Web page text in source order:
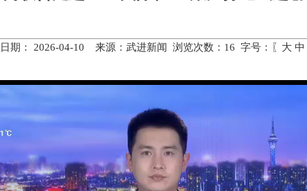
期： 2026-04-10 来源：武进新闻 浏览次数： 16 字号：〖 大 中